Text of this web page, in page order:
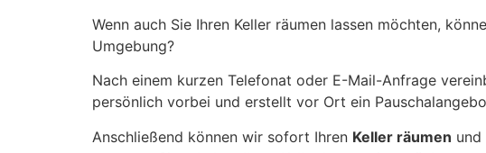
Wenn auch Sie Ihren Keller räumen lassen möchten,
Umgebung?
Nach einem kurzen Telefonat oder E-Mail-Anfrage
persönlich vorbei und erstellt vor Ort ein
Anschließend können wir sofort Ihren Keller räumen